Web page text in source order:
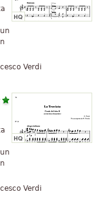
Verdi
Verdi